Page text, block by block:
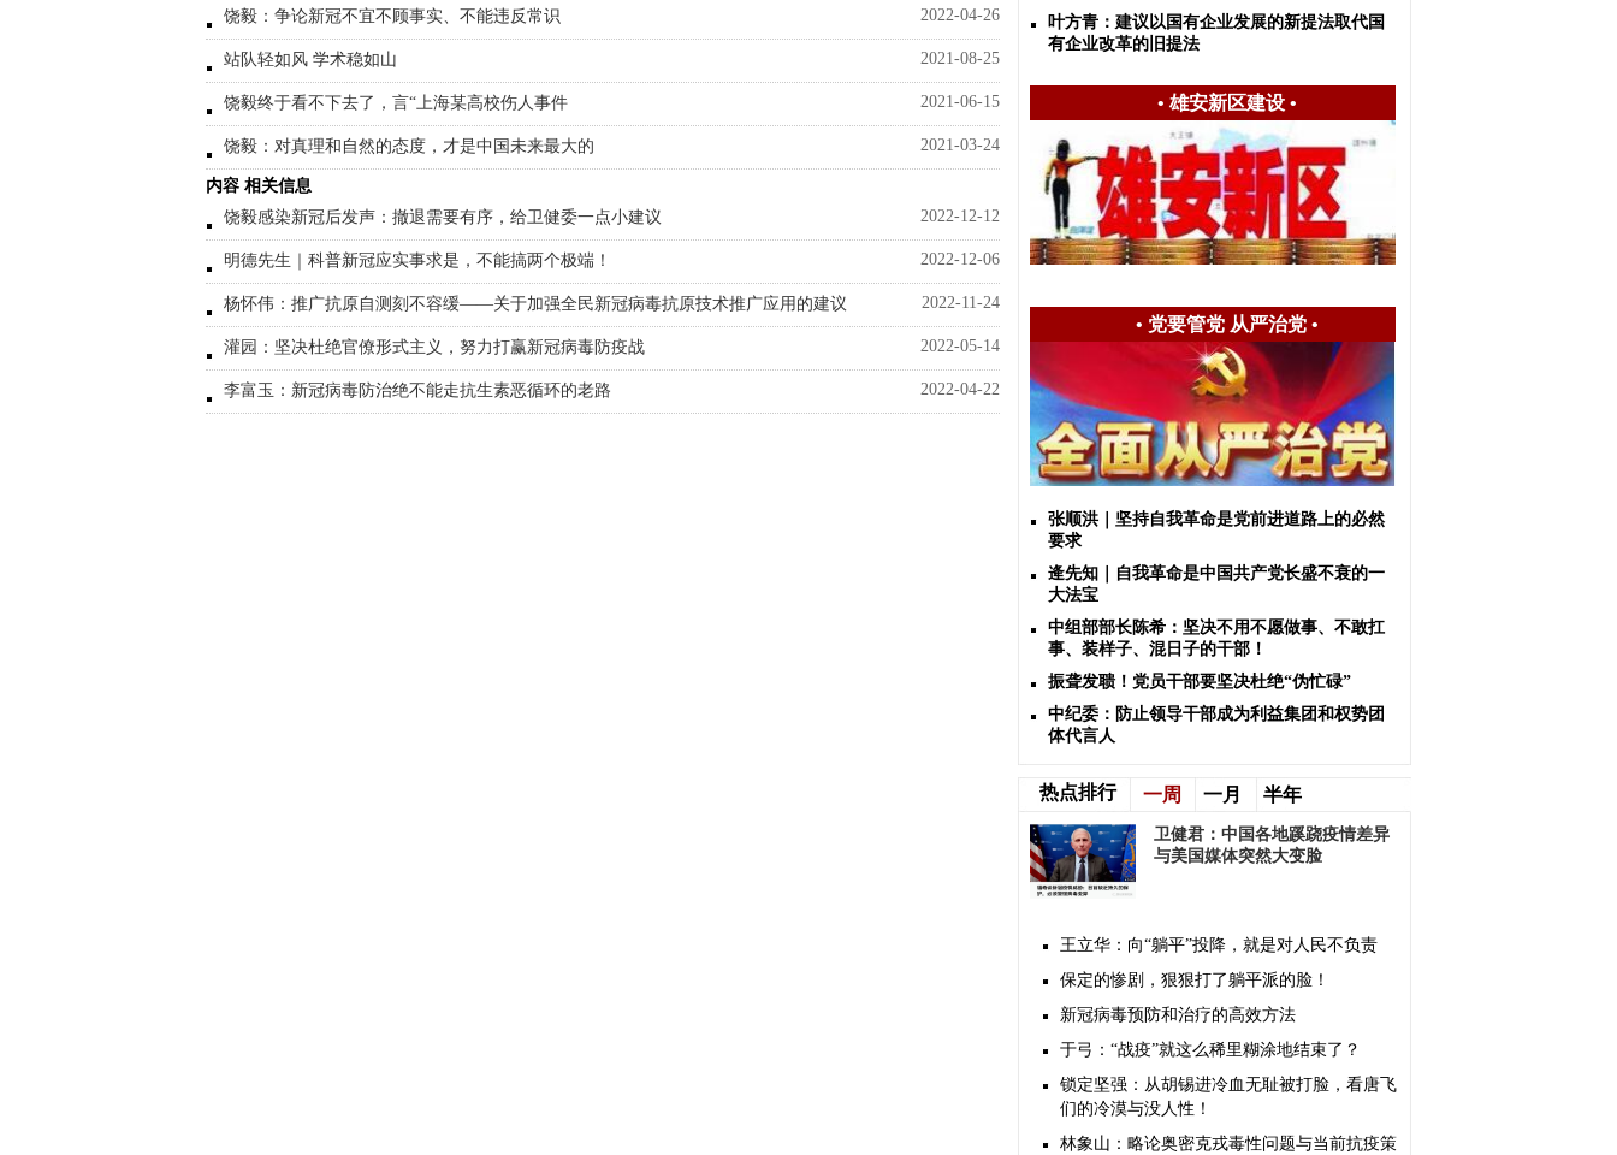
饶毅：争论新冠不宜不顾事实、不能违反常识 2022-04-26
站队轻如风 学术稳如山 2021-08-25
饶毅终于看不下去了，言“上海某高校伤人事件 2021-06-15
饶毅：对真理和自然的态度，才是中国未来最大的 2021-03-24
内容 相关信息
饶毅感染新冠后发声：撤退需要有序，给卫健委一点小建议
2022-12-12
明德先生｜科普新冠应实事求是，不能搞两个极端！ 2022-12-06
杨怀伟：推广抗原自测刻不容缓——关于加强全民新冠病毒抗原技术推广应用的建议 2022-11-24
灌园：坚决杜绝官僚形式主义，努力打赢新冠病毒防疫战 2022-05-14
李富玉：新冠病毒防治绝不能走抗生素恶循环的老路 2022-04-22
叶方青：建议以国有企业发展的新提法取代国
有企业改革的旧提法
• 雄安新区建设•
• 党要管党 从严治党•
张顺洪｜坚持自我革命是党前进道路上的必然
要求
逄先知｜自我革命是中国共产党长盛不衰的一
大法宝
中组部部长陈希：坚决不用不愿做事、不敢扛
事、装样子、混日子的干部！
振聋发聩！党员干部要坚决杜绝“伪忙碌”
中纪委：防止领导干部成为利益集团和权势团
体代言人
热点排行 一周 一月 半年
卫健君：中国各地蹊跷疫情差异
与美国媒体突然大变脸
王立华：向“躺平”投降，就是对人民不负责
保定的惨剧，狠狠打了躺平派的脸！
新冠病毒预防和治疗的高效方法
于弓：“战疫”就这么稀里糊涂地结束了？
锁定坚强：从胡锡进冷血无耻被打脸，看唐飞
们的冷漠与没人性！
林象山：略论奥密克戎毒性问题与当前抗疫策